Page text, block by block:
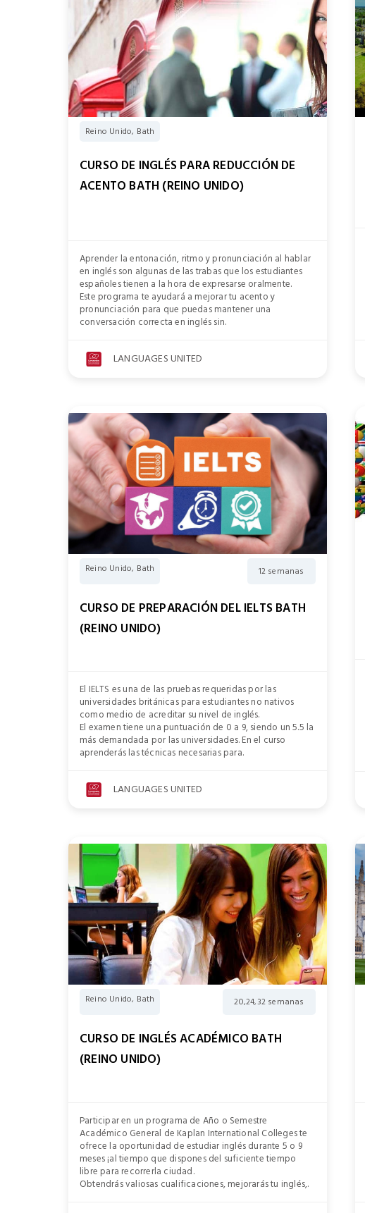
Reino Unido, Bath
CURSO DE INGLÉS PARA REDUCCIÓN DE
ACENTO BATH (REINO UNIDO)
Aprender la entonación, ritmo y pronunciación al hablar
en inglés son algunas de las trabas que los estudiantes
españoles tienen a la hora de expresarse oralmente.
Este programa te ayudará a mejorar tu acento y
pronunciación para que puedas mantener una
conversación correcta en inglés sin.
LANGUAGES UNITED
Reino Unido, Bath 12 semanas
CURSO DE PREPARACIÓN DEL IELTS BATH
(REINO UNIDO)
El IELTS es una de las pruebas requeridas por las
universidades británicas para estudiantes no nativos
como medio de acreditar su nivel de inglés.
El examen tiene una puntuación de 0 a 9, siendo un 5.5 la
más demandada por las universidades. En el curso
aprenderás las técnicas necesarias para.
LANGUAGES UNITED
Reino Unido, Bath 20,24,32 semanas
CURSO DE INGLÉS ACADÉMICO BATH
(REINO UNIDO)
Participar en un programa de Año o Semestre
Académico General de Kaplan International Colleges te
ofrece la oportunidad de estudiar inglés durante 5 o 9
meses ¡al tiempo que dispones del suficiente tiempo
libre para recorrerla ciudad.
Obtendrás valiosas cualificaciones, mejorarás tu inglés,.